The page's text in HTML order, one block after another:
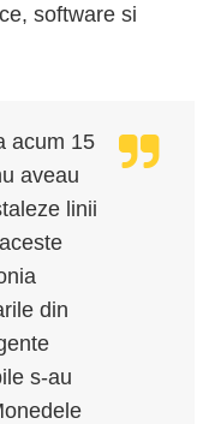
software si
acum 15
aveau
linii
din
s-au